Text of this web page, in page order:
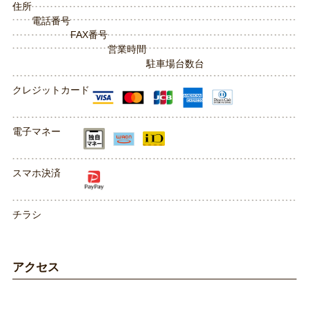
住所
電話番号
FAX番号
営業時間
駐車場台数台
クレジットカード
電子マネー
スマホ決済
チラシ
アクセス